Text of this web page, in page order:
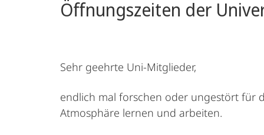
Öffnungszeiten der
Sehr geehrte Uni-Mitglieder,
endlich mal forschen oder ungestört für
Atmosphäre lernen und arbeiten.